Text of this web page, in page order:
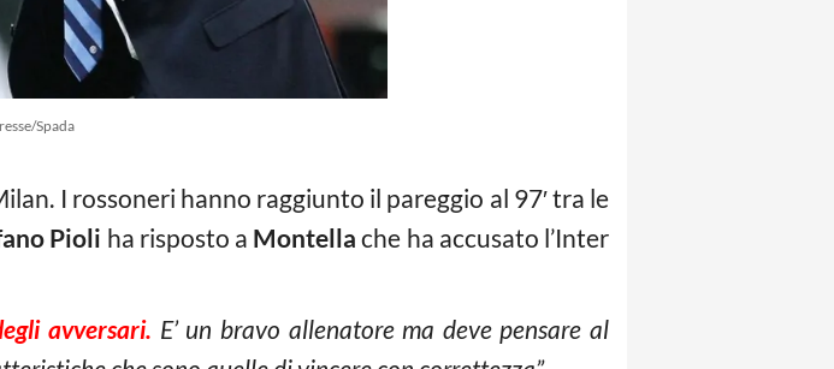
Spada
I rossoneri hanno raggiunto il pareggio al 97′ tra le
Pioli ha risposto a Montella che ha accusato l’Inter
avversari. E’ un bravo allenatore ma deve pensare al